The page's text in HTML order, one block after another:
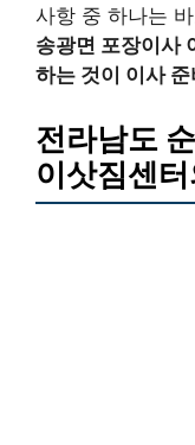
사항 중 하나는
송광면 포장이사
하는 것이 이사
전라남도
이삿짐센